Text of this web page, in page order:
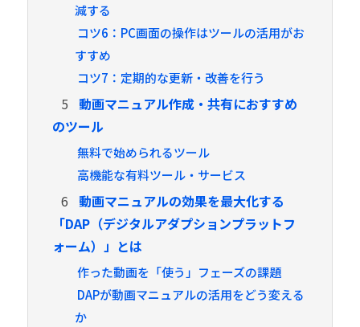
減する
コツ6：PC画面の操作はツールの活用がお
すすめ
コツ7：定期的な更新・改善を行う
5 動画マニュアル作成・共有におすすめ
のツール
無料で始められるツール
高機能な有料ツール・サービス
6 動画マニュアルの効果を最大化する
「DAP（デジタルアダプションプラットフ
ォーム）」とは
作った動画を「使う」フェーズの課題
DAPが動画マニュアルの活用をどう変える
か